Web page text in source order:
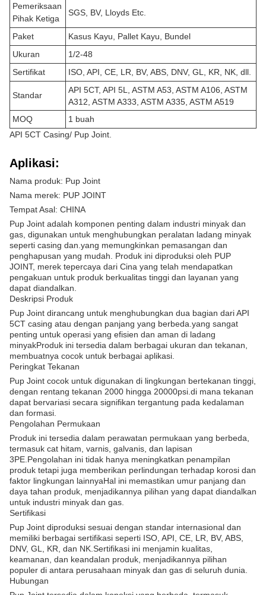
Pemeriksaan
Pihak Ketiga
SGS, BV, Lloyds Etc.
Paket
Kasus Kayu, Pallet Kayu, Bundel
Ukuran
1/2-48
Sertifikat
ISO, API, CE, LR, BV, ABS, DNV, GL, KR, NK, dll.
Standar
API 5CT, API 5L, ASTM A53, ASTM A106, ASTM
A312, ASTM A333, ASTM A335, ASTM A519
MOQ
1 buah
API 5CT Casing/ Pup Joint.
Aplikasi:
Nama produk: Pup Joint
Nama merek: PUP JOINT
Tempat Asal: CHINA
Pup Joint adalah komponen penting dalam industri minyak dan
gas, digunakan untuk menghubungkan peralatan ladang minyak
seperti casing dan.yang memungkinkan pemasangan dan
penghapusan yang mudah. Produk ini diproduksi oleh PUP
JOINT, merek tepercaya dari Cina yang telah mendapatkan
pengakuan untuk produk berkualitas tinggi dan layanan yang
dapat diandalkan.
Deskripsi Produk
Pup Joint dirancang untuk menghubungkan dua bagian dari API
5CT casing atau dengan panjang yang berbeda.yang sangat
penting untuk operasi yang efisien dan aman di ladang
minyakProduk ini tersedia dalam berbagai ukuran dan tekanan,
membuatnya cocok untuk berbagai aplikasi.
Peringkat Tekanan
Pup Joint cocok untuk digunakan di lingkungan bertekanan tinggi,
dengan rentang tekanan 2000 hingga 20000psi.di mana tekanan
dapat bervariasi secara signifikan tergantung pada kedalaman
dan formasi.
Pengolahan Permukaan
Produk ini tersedia dalam perawatan permukaan yang berbeda,
termasuk cat hitam, varnis, galvanis, dan lapisan
3PE.Pengolahan ini tidak hanya meningkatkan penampilan
produk tetapi juga memberikan perlindungan terhadap korosi dan
faktor lingkungan lainnyaHal ini memastikan umur panjang dan
daya tahan produk, menjadikannya pilihan yang dapat diandalkan
untuk industri minyak dan gas.
Sertifikasi
Pup Joint diproduksi sesuai dengan standar internasional dan
memiliki berbagai sertifikasi seperti ISO, API, CE, LR, BV, ABS,
DNV, GL, KR, dan NK.Sertifikasi ini menjamin kualitas,
keamanan, dan keandalan produk, menjadikannya pilihan
populer di antara perusahaan minyak dan gas di seluruh dunia.
Hubungan